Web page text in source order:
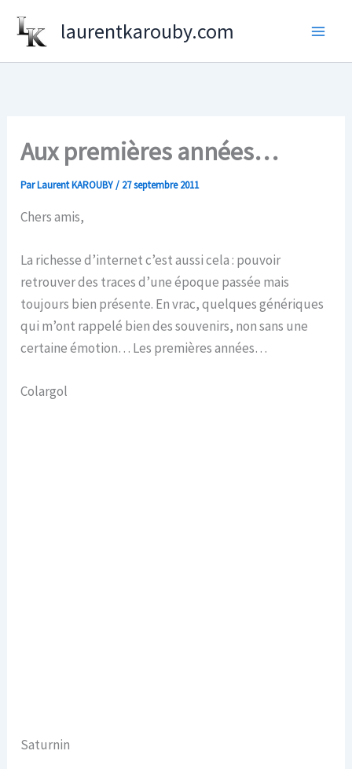
laurentkarouby.com
Aux premières années…
ParLaurent KAROUBY/ 27 septembre 2011
Chers amis,
La richesse d’internet c’est aussi cela : pouvoir
retrouver des traces d’une époque passée mais
toujours bien présente. En vrac, quelques génériques
qui m’ont rappelé bien des souvenirs, non sans une
certaine émotion… Les premières années…
Colargol
Saturnin